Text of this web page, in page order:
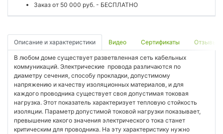
Заказ от 50 000 руб. - БЕСПЛАТНО
Описание и характеристики Видео Сертификаты Отзывы
В любом доме существует разветвленная сеть кабельных
коммуникаций. Электрические провода различаются по
диаметру сечения, способу прокладки, допустимому
напряжению и качеству изоляционных материалов, и для
каждого проводника существует своя допустимая токовая
нагрузка. Этот показатель характеризует тепловую стойкость
изоляции. Параметр допустимой токовой нагрузки показывает,
превышение какого значения электрического тока станет
критическим для проводника. На эту характеристику нужно